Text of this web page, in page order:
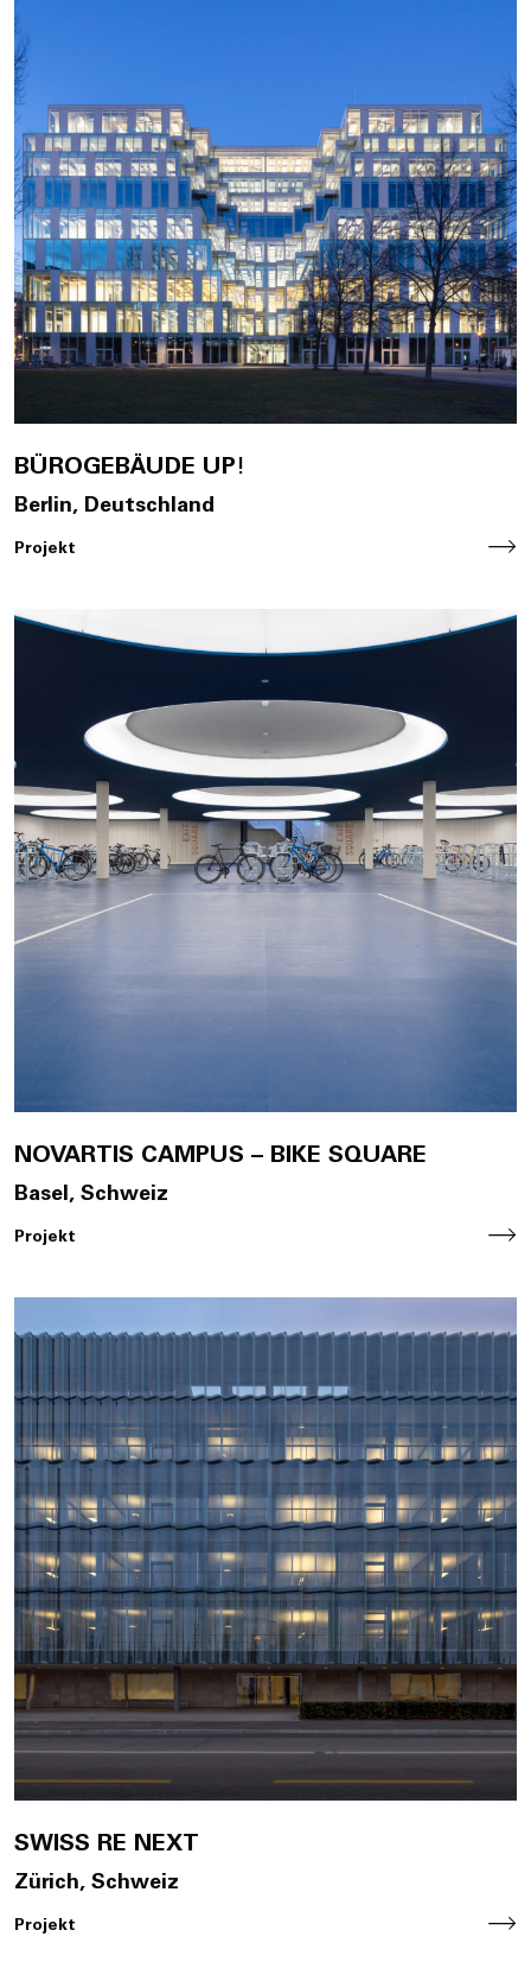
BÜROGEBÄUDE UP!
Berlin, Deutschland
Projekt
NOVARTIS CAMPUS – BIKE SQUARE
Basel, Schweiz
Projekt
SWISS RE NEXT
Zürich, Schweiz
Projekt